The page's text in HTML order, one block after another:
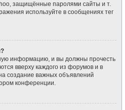
защищённые паролями сайты и т.
используйте в сообщениях тег
информацию, и вы должны прочесть
вверху каждого из форумов и в
создание важных объявлений
конференции.